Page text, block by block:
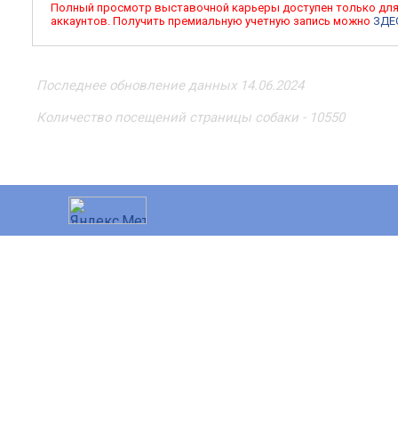
Полный просмотр выставочной карьеры доступен только
аккаунтов. Получить премиальную учетную запись можно
Последнее обновление данных 14.06.2024
Количество посещений страницы собаки - 10550